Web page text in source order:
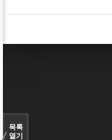
목록
열기